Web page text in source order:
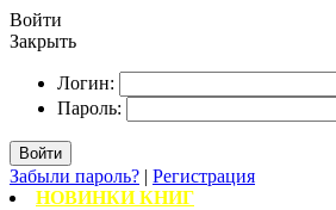
Войти
Закрыть
Логин:
Пароль:
Войти
Забыли пароль? | Регистрация
НОВИНКИ КНИГ